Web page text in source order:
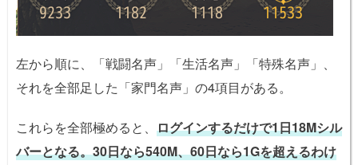
左から順に、「戦闘名声」「生活名声」「特殊名声」、
それを全部足した「家門名声」の4項目がある。
これらを全部極めると、 ログインするだけで1日18Mシル
バーとなる。30日なら540M、60日なら1Gを超えるわけ